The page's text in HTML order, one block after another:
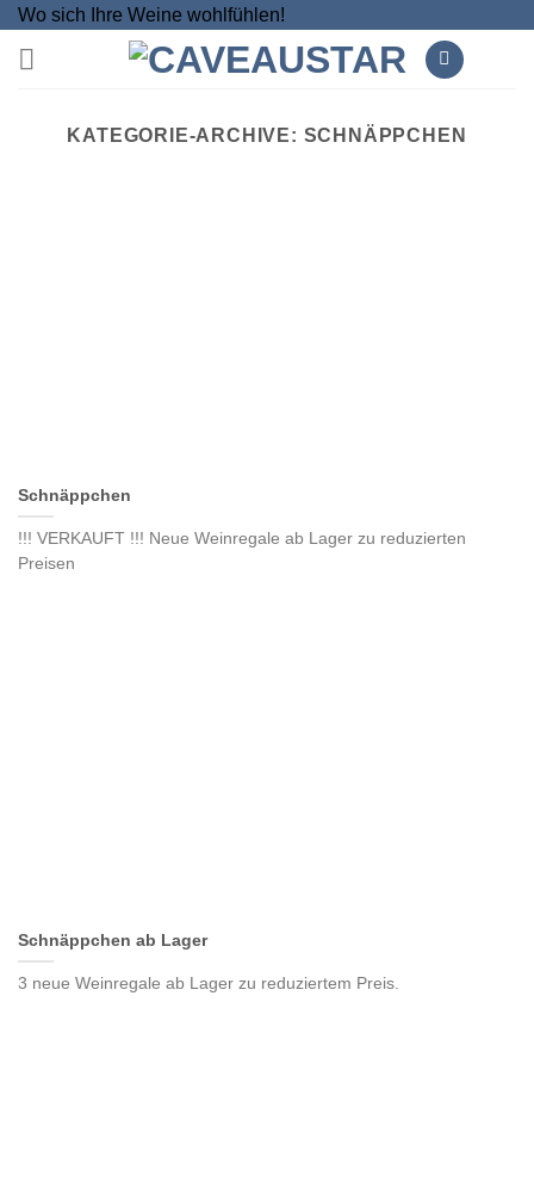
Zum
Inhalt
springen
Wo sich Ihre Weine wohlfühlen!
KATEGORIE-ARCHIVE: SCHNÄPPCHEN
Schnäppchen
!!! VERKAUFT !!! Neue Weinregale ab Lager zu reduzierten
Preisen
Schnäppchen ab Lager
3 neue Weinregale ab Lager zu reduziertem Preis.